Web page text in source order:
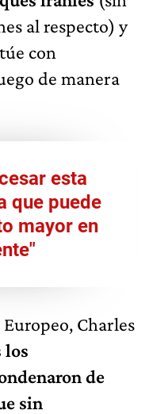
al respecto) y
con
de manera
esta
que puede
mayor en
Charles
los
de
sin